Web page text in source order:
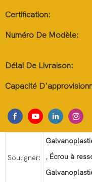
Certification:
Numéro De Modèle:
Délai De Livraison:
Capacité
Souligner:
, Écrou à